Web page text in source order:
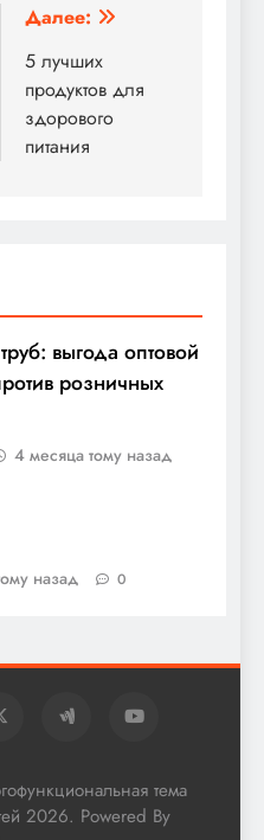
Далее:
5 лучших
продуктов для
здорового
питания
выгода оптовой
розничных
4 месяца тому назад
назад 0
тема
2026. Powered By